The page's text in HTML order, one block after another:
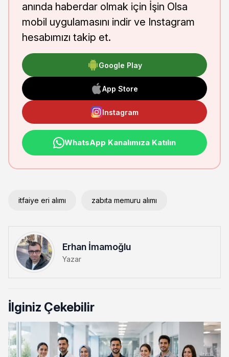
anında haberdar olmak için İşin Olsa
mobil uygulamasını indir ve Instagram
hesabımızı takip et.
Google Play
App Store
Instagram
WhatsApp Kanalımıza Katılın
itfaiye eri alımı zabıta memuru alımı
Erhan İmamoğlu
Yazar
İlginiz Çekebilir